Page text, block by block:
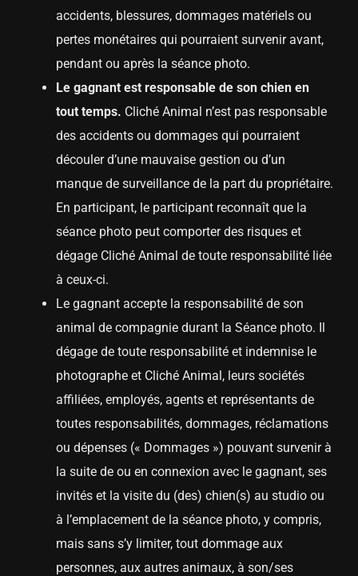
accidents, blessures, dommages matériels ou
pertes monétaires qui pourraient survenir avant,
pendant ou après la séance photo.
Le gagnant est responsable de son chien en
tout temps. Cliché Animal n’est pas responsable
des accidents ou dommages qui pourraient
découler d’une mauvaise gestion ou d’un
manque de surveillance de la part du propriétaire.
En participant, le participant reconnaît que la
séance photo peut comporter des risques et
dégage Cliché Animal de toute responsabilité liée
à ceux-ci.
Le gagnant accepte la responsabilité de son
animal de compagnie durant la Séance photo. Il
dégage de toute responsabilité et indemnise le
photographe et Cliché Animal, leurs sociétés
affiliées, employés, agents et représentants de
toutes responsabilités, dommages, réclamations
ou dépenses (« Dommages ») pouvant survenir à
la suite de ou en connexion avec le gagnant, ses
invités et la visite du (des) chien(s) au studio ou
à l’emplacement de la séance photo, y compris,
mais sans s’y limiter, tout dommage aux
personnes, aux autres animaux, à son/ses